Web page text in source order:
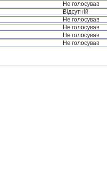
Не голосував
Відсутній
Не голосував
Не голосував
Не голосував
Не голосував